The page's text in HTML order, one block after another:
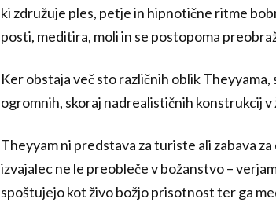
ki združuje ples, petje in hipnotične ritme
posti, meditira, moli in se postopoma
Ker obstaja več sto različnih oblik
ogromnih, skoraj nadrealističnih konstrukcij v
Theyyam ni predstava za turiste ali zabava
izvajalec ne le preobleče v božanstvo –
spoštujejo kot živo božjo prisotnost ter ga